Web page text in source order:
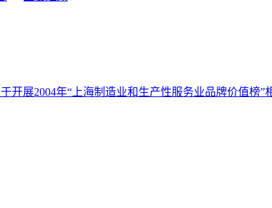
开展2004年“上海制造业和生产性服务业品牌价值榜”